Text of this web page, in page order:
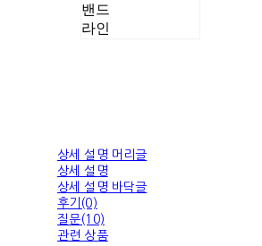
밴드
라인
상세 설명 머리글
상세 설명
상세 설명 바닥글
후기(0)
질문(10)
관련 상품